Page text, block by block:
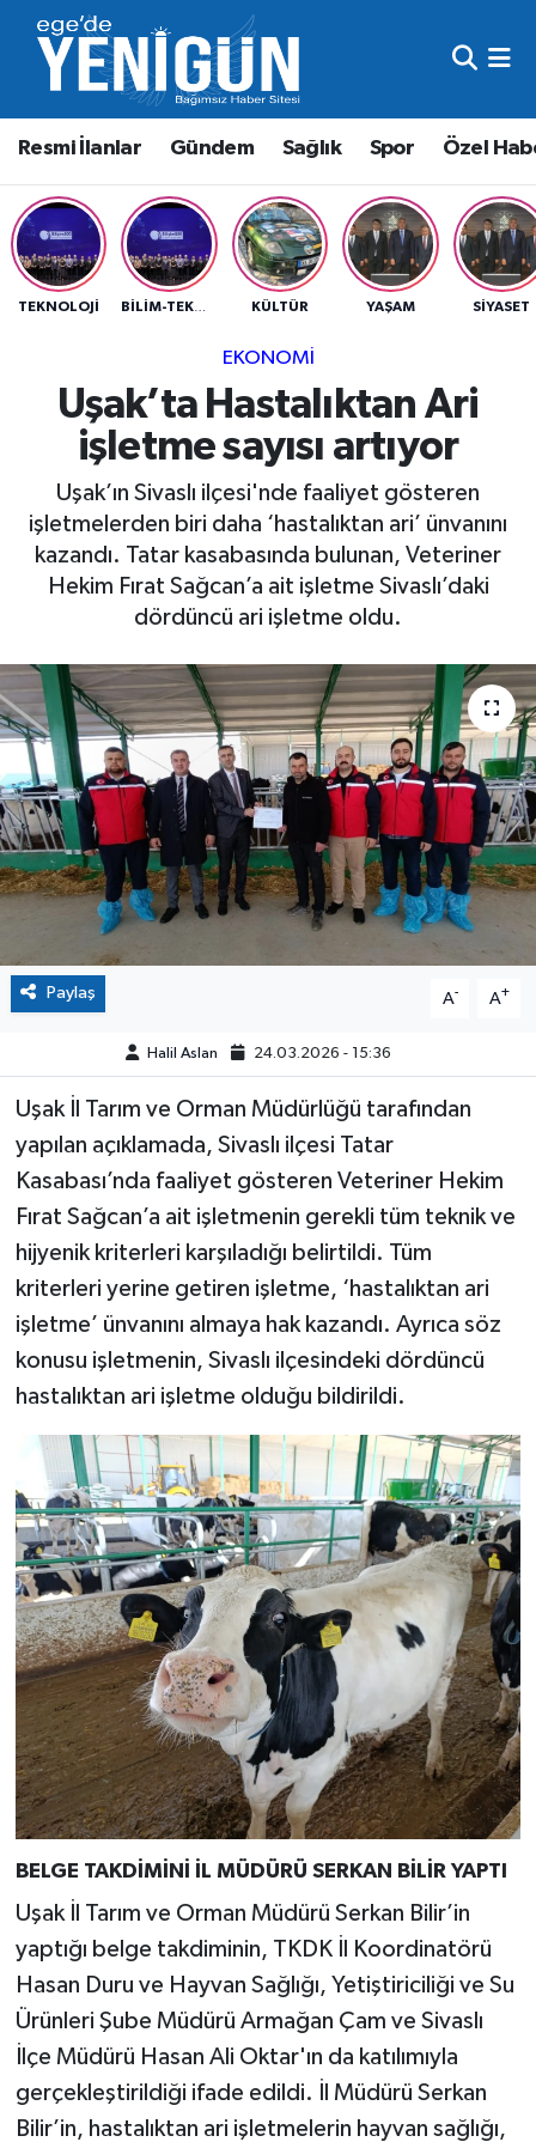
Resmi İlanlar Gündem Sağlık Spor Özel
TEKNOLOJI KÜLTÜR YAŞAM SIYASET
EKONOMI
Uşak’ta Hastalıktan Ari
işletme sayısı artıyor
Uşak’ın Sivaslı ilçesi'nde faaliyet gösteren
işletmelerden biri daha ‘hastalıktan ari’ ünvanını
kazandı. Tatar kasabasında bulunan, Veteriner
Hekim Fırat Sağcan’a ait işletme Sivaslı’daki
dördüncü ari işletme oldu.
Paylaş A- A+
Halil Aslan 24.03.2026 - 15:36
Uşak İl Tarım ve Orman Müdürlüğü tarafından
yapılan açıklamada, Sivaslı ilçesi Tatar
Kasabası’nda faaliyet gösteren Veteriner Hekim
Fırat Sağcan’a ait işletmenin gerekli tüm teknik ve
hijyenik kriterleri karşıladığı belirtildi. Tüm
kriterleri yerine getiren işletme, ‘hastalıktan ari
işletme’ ünvanını almaya hak kazandı. Ayrıca söz
konusu işletmenin, Sivaslı ilçesindeki dördüncü
hastalıktan ari işletme olduğu bildirildi.
BELGE TAKDİMİNİ İL MÜDÜRÜ SERKAN BİLİR YAPTI
Uşak İl Tarım ve Orman Müdürü Serkan Bilir’in
yaptığı belge takdiminin, TKDK İl Koordinatörü
Hasan Duru ve Hayvan Sağlığı, Yetiştiriciliği ve Su
Ürünleri Şube Müdürü Armağan Çam ve Sivaslı
İlçe Müdürü Hasan Ali Oktar'ın da katılımıyla
gerçekleştirildiği ifade edildi. İl Müdürü Serkan
Bilir’in, hastalıktan ari işletmelerin hayvan sağlığı,
Resmi İlanlar
Gündem
Sağlık
Spor
Beyoğlu Nöbetçi Eczaneler
Beyoğlu Hava Durumu
Beyoğlu Trafik Yoğunluk Haritası
Süper Lig Puan Durumu ve Fikstür
Son Dakika Haberleri
Haber Arşivi